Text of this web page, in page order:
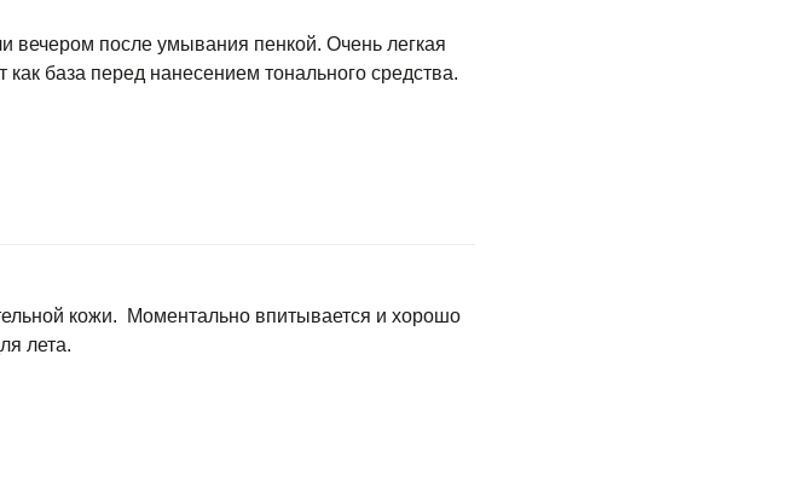
вечером после умывания пенкой. Очень легкая
база перед нанесением тонального средства.
кожи. Моментально впитывается и хорошо
лета.